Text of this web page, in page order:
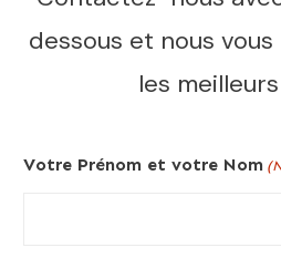
dessous et nous
les
Votre Prénom et votre Nom